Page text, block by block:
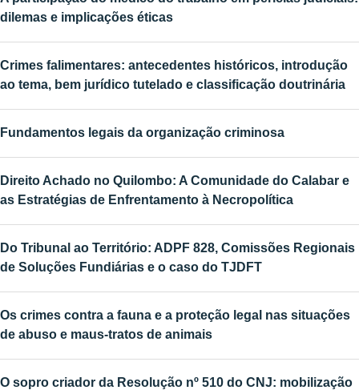
dilemas e implicações éticas
Crimes falimentares: antecedentes históricos, introdução
ao tema, bem jurídico tutelado e classificação doutrinária
Fundamentos legais da organização criminosa
Direito Achado no Quilombo: A Comunidade do Calabar e
as Estratégias de Enfrentamento à Necropolítica
Do Tribunal ao Território: ADPF 828, Comissões Regionais
de Soluções Fundiárias e o caso do TJDFT
Os crimes contra a fauna e a proteção legal nas situações
de abuso e maus-tratos de animais
O sopro criador da Resolução nº 510 do CNJ: mobilização